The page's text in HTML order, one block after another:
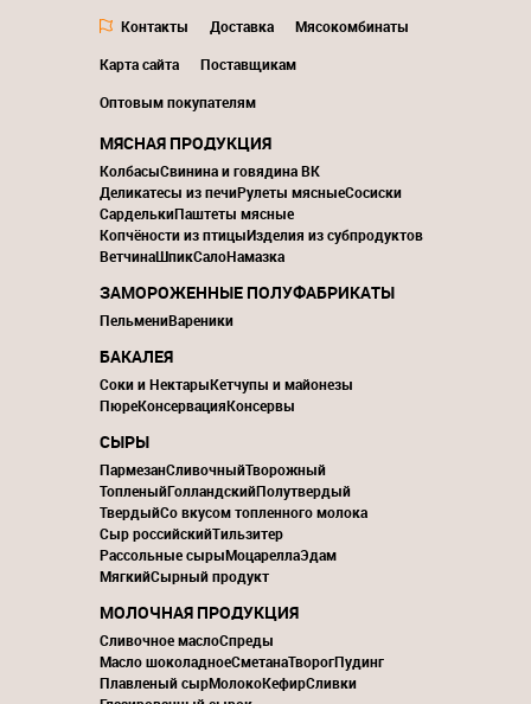
Контакты
Доставка
Мясокомбинаты
Карта сайта
Поставщикам
Оптовым покупателям
МЯСНАЯ ПРОДУКЦИЯ
КолбасыСвинина и говядина ВК
Деликатесы из печиРулеты мясныеСосиски
СарделькиПаштеты мясные
Копчёности из птицыИзделия из субпродуктов
ВетчинаШпикСалоНамазка
ЗАМОРОЖЕННЫЕ ПОЛУФАБРИКАТЫ
ПельмениВареники
БАКАЛЕЯ
Соки и НектарыКетчупы и майонезы
ПюреКонсервацияКонсервы
СЫРЫ
ПармезанСливочныйТворожный
ТопленыйГолландскийПолутвердый
ТвердыйСо вкусом топленного молока
Сыр российскийТильзитер
Рассольные сырыМоцареллаЭдам
МягкийСырный продукт
МОЛОЧНАЯ ПРОДУКЦИЯ
Сливочное маслоСпреды
Масло шоколадноеСметанаТворогПудинг
Плавленый сырМолокоКефирСливки